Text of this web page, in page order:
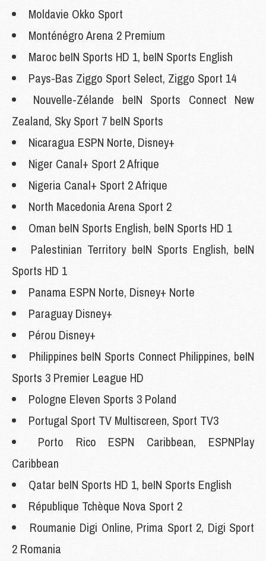
Moldavie Okko Sport
Monténégro Arena 2 Premium
Maroc beIN Sports HD 1, beIN Sports English
Pays-Bas Ziggo Sport Select, Ziggo Sport 14
Nouvelle-Zélande beIN Sports Connect New
Zealand, Sky Sport 7 beIN Sports
Nicaragua ESPN Norte, Disney+
Niger Canal+ Sport 2 Afrique
Nigeria Canal+ Sport 2 Afrique
North Macedonia Arena Sport 2
Oman beIN Sports English, beIN Sports HD 1
Palestinian Territory beIN Sports English, beIN
Sports HD 1
Panama ESPN Norte, Disney+ Norte
Paraguay Disney+
Pérou Disney+
Philippines beIN Sports Connect Philippines, beIN
Sports 3 Premier League HD
Pologne Eleven Sports 3 Poland
Portugal Sport TV Multiscreen, Sport TV3
Porto Rico ESPN Caribbean, ESPNPlay
Caribbean
Qatar beIN Sports HD 1, beIN Sports English
République Tchèque Nova Sport 2
Roumanie Digi Online, Prima Sport 2, Digi Sport
2 Romania